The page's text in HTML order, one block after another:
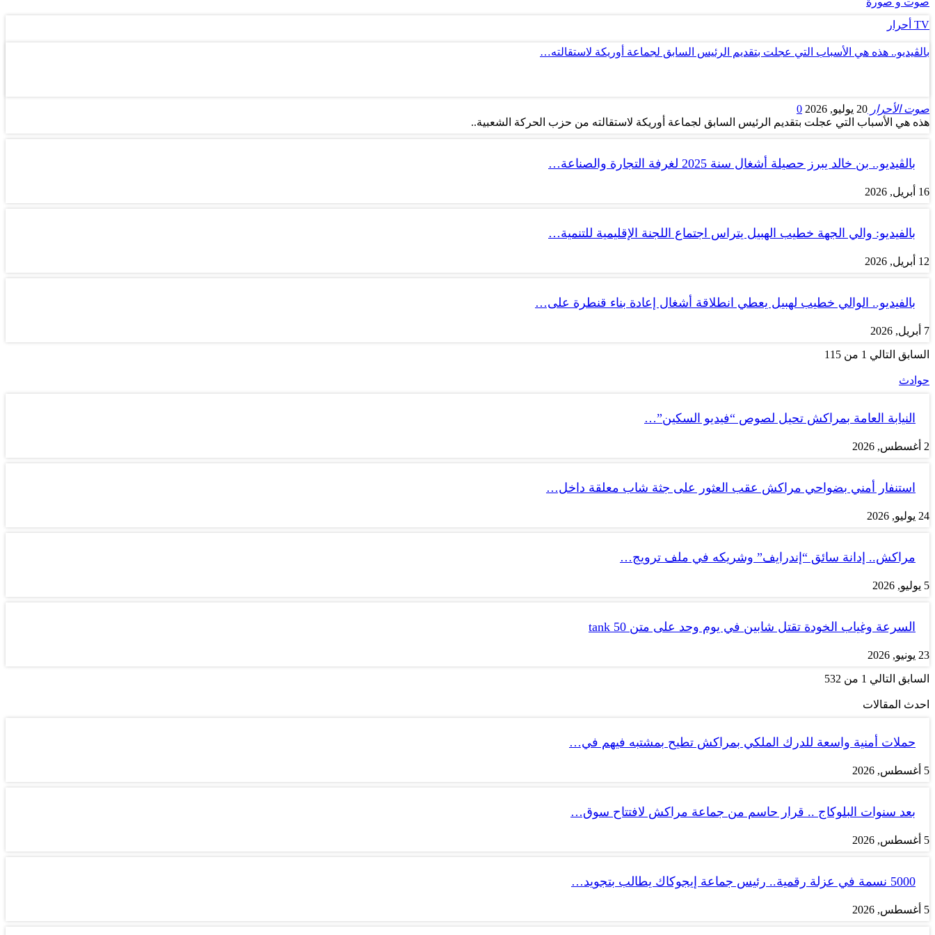
TV أحرار
بالڤيديو.. هذه هي الأسباب التي عجلت بتقديم الرئيس السابق لجماعة أوريكة لاستقالته…
صوت الأحرار 20 يوليو, 2026
0
هذه هي الأسباب التي عجلت بتقديم الرئيس السابق لجماعة أوريكة لاستقالته من حزب الحركة الشعبية..
بالڤيديو.. بن خالد يبرز حصيلة أشغال سنة 2025 لغرفة التجارة والصناعة…
16 أبريل, 2026
بالفيديو: والي الجهة خطيب الهبيل يتراس اجتماع اللجنة الإقليمية للتنمية…
12 أبريل, 2026
بالفيديو.. الوالي خطيب لهبيل يعطي انطلاقة أشغال إعادة بناء قنطرة على…
7 أبريل, 2026
السابق التالي 1 من 115
حوادث
النيابة العامة بمراكش تحيل لصوص “فيديو السكين”…
2 أغسطس, 2026
استنفار أمني بضواحي مراكش عقب العثور على جثة شاب معلقة داخل…
24 يوليو, 2026
مراكش.. إدانة سائق “إندرايف” وشريكه في ملف ترويج…
5 يوليو, 2026
السرعة وغياب الخودة تقتل شابين في يوم وحد على متن tank 50
23 يونيو, 2026
السابق التالي 1 من 532
احدث المقالات
حملات أمنية واسعة للدرك الملكي بمراكش تطيح بمشتبه فيهم في…
5 أغسطس, 2026
بعد سنوات البلوكاج .. قرار حاسم من جماعة مراكش لافتتاح سوق…
5 أغسطس, 2026
5000 نسمة في عزلة رقمية.. رئيس جماعة إيجوكاك يطالب بتجويد…
5 أغسطس, 2026